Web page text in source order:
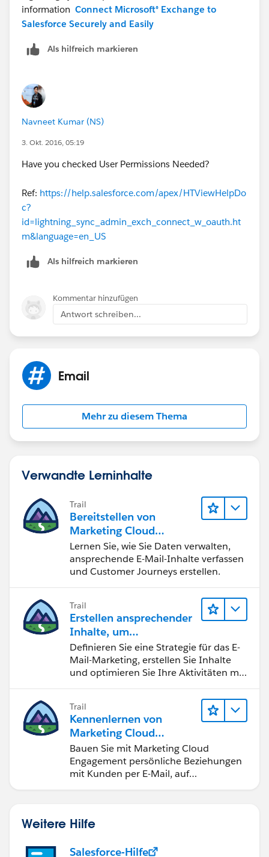
information Connect Microsoft® Exchange to
Salesforce Securely and Easily
Als hilfreich markieren
Navneet Kumar (NS)
3. Okt. 2016, 05:19
Have you checked User Permissions Needed?
Ref: https://help.salesforce.com/apex/HTViewHelpDo
c?
id=lightning_sync_admin_exch_connect_w_oauth.ht
m&language=en_US
Als hilfreich markieren
Kommentar hinzufügen
Antwort schreiben...
Email
Mehr zu diesem Thema
Verwandte Lerninhalte
Trail
Bereitstellen von
Marketing Cloud
Engagement
Lernen Sie, wie Sie Daten verwalten,
ansprechende E-Mail-Inhalte verfassen
und Customer Journeys erstellen.
Trail
Erstellen ansprechender
Inhalte, um
Marketingziele zu
erreichen
Definieren Sie eine Strategie für das E-
Mail-Marketing, erstellen Sie Inhalte
und optimieren Sie Ihre Aktivitäten mit
Trail
Kennenlernen von
Marketing Cloud
Engagement
Bauen Sie mit Marketing Cloud
Engagement persönliche Beziehungen
mit Kunden per E-Mail, auf
Weitere Hilfe
Salesforce-Hilfe